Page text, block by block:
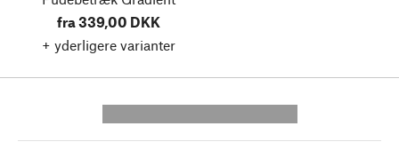
fra 339,00 DKK
+ yderligere varianter